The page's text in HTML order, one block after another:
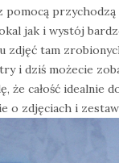
jak i wystój
zdjęć tam
i dziś możecie
że całość
o zdjęciach i